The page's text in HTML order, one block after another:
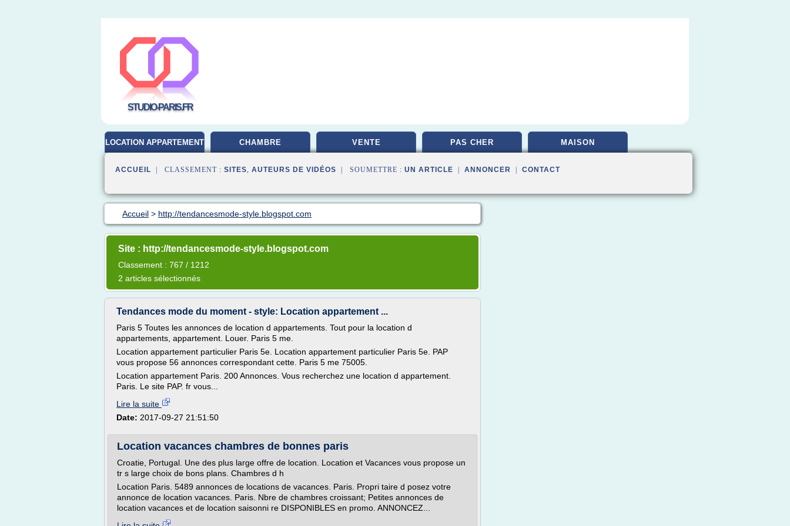
STUDIO-PARIS.FR
LOCATION APPARTEMENT CHAMBRE VENTE PAS CHER MAISON
ACCUEIL | CLASSEMENT : SITES, AUTEURS DE VIDÉOS | SOUMETTRE : UN ARTICLE ANNONCER CONTACT
Accueil > http://tendancesmode-style.blogspot.com
Site : http://tendancesmode-style.blogspot.com
Classement : 767 / 1212
2 articles sélectionnés
Tendances mode du moment - style: Location appartement ...
Paris 5 Toutes les annonces de location d appartements. Tout pour la location d
appartements, appartement. Louer. Paris 5 me.
Location appartement particulier Paris 5e. Location appartement particulier Paris 5e. PAP
vous propose 56 annonces correspondant cette. Paris 5 me 75005.
Location appartement Paris. 200 Annonces. Vous recherchez une location d appartement.
Paris. Le site PAP. fr vous...
Lire la suite
Date: 2017-09-27 21:51:50
Location vacances chambres de bonnes paris
Croatie, Portugal. Une des plus large offre de location. Location et Vacances vous propose un
tr s large choix de bons plans. Chambres d h
Location Paris. 5489 annonces de locations de vacances. Paris. Propri taire d posez votre
annonce de location vacances. Paris. Nbre de chambres croissant; Petites annonces de
location vacances et de location saisonni re DISPONIBLES en promo. ANNONCEZ...